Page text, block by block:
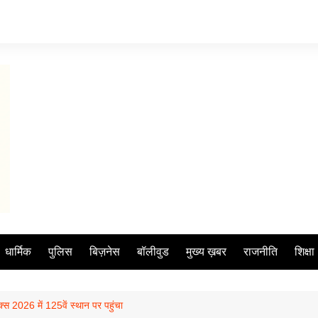
धार्मिक पुलिस बिज़नेस बॉलीवुड मुख्य ख़बर राजनीति शिक्षा
2026 में 125वें स्थान पर पहुंचा